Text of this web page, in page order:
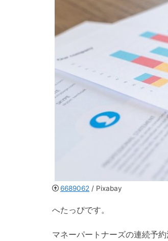
6689062 / Pixabay
へたっぴです。
マネーパートナーズの連続予